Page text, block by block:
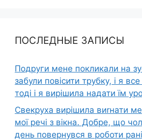
ПОСЛЕДНЫЕ ЗАПИСЫ
Подруги мене покликали на
забули повісити трубку, і я
тоді і я вирішила надати їм
Свекруха вирішила виrнати
мої речі з вікна. Добре, що
день повернувся в роботи